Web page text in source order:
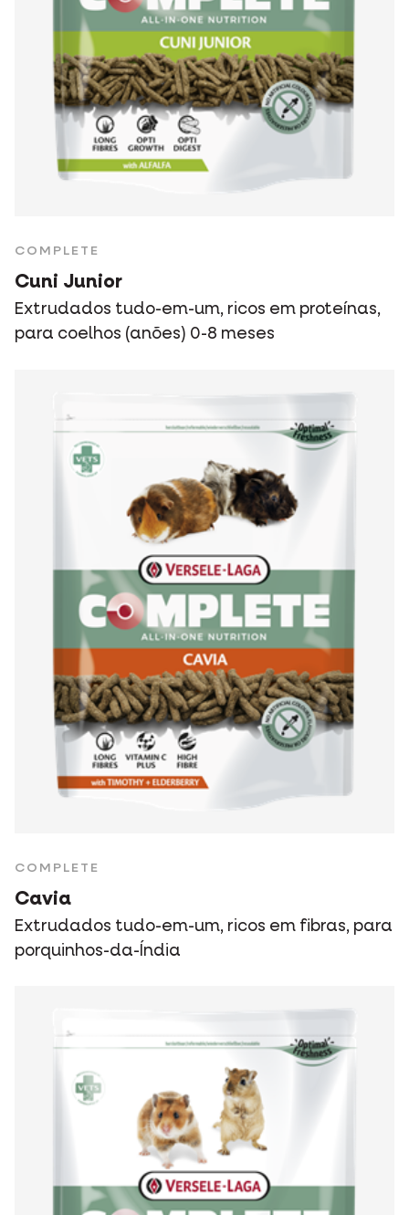
COMPLETE
Cuni Junior
Extrudados tudo-em-um, ricos em proteínas,
para coelhos (anões) 0-8 meses
COMPLETE
Cavia
Extrudados tudo-em-um, ricos em fibras, para
porquinhos-da-Índia